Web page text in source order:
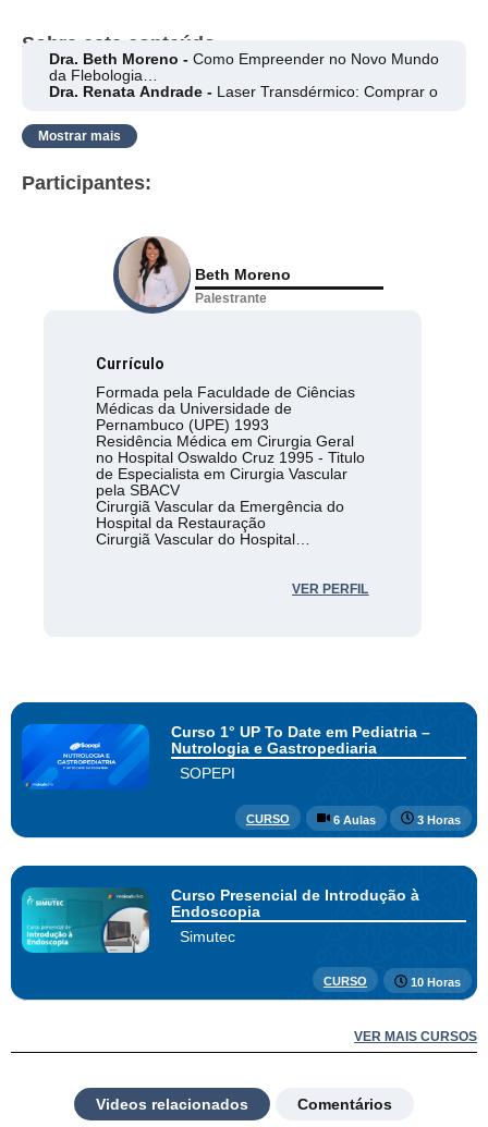
Sobre este conteúdo
Dra. Beth Moreno - Como Empreender no Novo Mundo
da Flebologia
Dra. Renata Andrade - Laser Transdérmico: Comprar o
Mostrar mais
Participantes:
Beth Moreno
Palestrante
Currículo
Formada pela Faculdade de Ciências
Médicas da Universidade de
Pernambuco (UPE) 1993
Residência Médica em Cirurgia Geral
no Hospital Oswaldo Cruz 1995 - Titulo
de Especialista em Cirurgia Vascular
pela SBACV
Cirurgiã Vascular da Emergência do
Hospital da Restauração
Cirurgiã Vascular do Hospital
Sócia Efetiva da Sociedade Brasileira
VER PERFIL
Curso 1° UP To Date em Pediatria –
Nutrologia e Gastropediaria
SOPEPI
CURSO 6 Aulas 3 Horas
Curso Presencial de Introdução à
Endoscopia
Simutec
CURSO 10 Horas
VER MAIS CURSOS
Videos relacionados Comentários